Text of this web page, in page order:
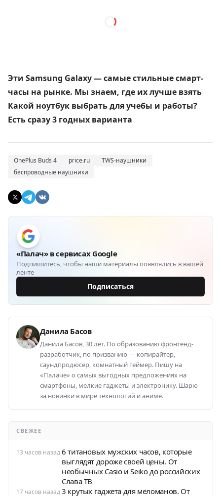
Эти Samsung Galaxy — самые стильные смарт-
часы на рынке. Мы знаем, где их лучше взять
Какой ноутбук выбрать для учебы и работы?
Есть сразу 3 годных варианта
OnePlus Buds 4 price.ru
TWS-наушники
беспроводные наушники
«Палач» в сервисах Google
Подпишитесь, чтобы наши материалы появлялись в вашей
ленте
Подписаться
Данила Басов
Данила Басов, 30 лет. По образованию фронтенд-
разработчик, по призванию — копирайтер,
саундпродюсер, комнатный геймер. Пишу на
«Палаче» о самых выгодных предложениях на
смартфоны, мелкие гаджеты и электронику. Шарю
за новинки в мире технологий и аниме.
СВЕЖЕЕ
13 часов назад6 титановых мужских часов, которые
выглядят дороже своей цены. От
необычных Casio и Seiko до российских
Слава ТВ
17 часов назад3 крутых гаджета для меломанов. От